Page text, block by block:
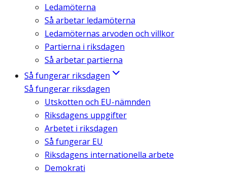
Ledamöterna
Så arbetar ledamöterna
Ledamöternas arvoden och villkor
Partierna i riksdagen
Så arbetar partierna
Så fungerar riksdagen
Så fungerar riksdagen
Utskotten och EU-nämnden
Riksdagens uppgifter
Arbetet i riksdagen
Så fungerar EU
Riksdagens internationella arbete
Demokrati